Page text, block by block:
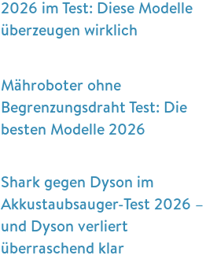
2026 im Test: Diese Modelle
überzeugen wirklich
Mähroboter ohne
Begrenzungsdraht Test: Die
besten Modelle 2026
Shark gegen Dyson im
Akkustaubsauger-Test 2026 –
und Dyson verliert
überraschend klar